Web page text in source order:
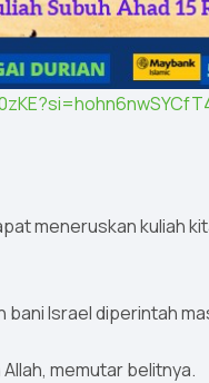
meneruskan kuliah
bani Israel diperintah
memutar belitnya.